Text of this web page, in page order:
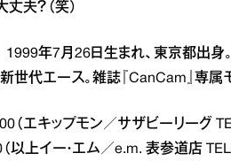
夫？（笑）
1999年7月26日生まれ、東京都出身
世代エース。雑誌『CanCam』専
（エキップモン／サザビーリーグ
以上イー・エム／e.m. 表参道店 TEL：